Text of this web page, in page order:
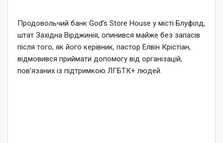
Продовольчий банк God’s Store House у місті Блуфілд,
штат Західна Вірджинія, опинився майже без запасів
після того, як його керівник, пастор Елвін Крістіан,
відмовився приймати допомогу від організацій,
пов’язаних із підтримкою ЛГБТК+ людей.